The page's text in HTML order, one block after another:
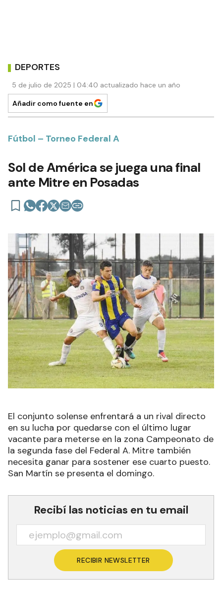
DEPORTES
5 de julio de 2025 | 04:40 actualizado hace un año
Añadir como fuente en
Fútbol – Torneo Federal A
Sol de América se juega una final
ante Mitre en Posadas
El conjunto solense enfrentará a un rival directo
en su lucha por quedarse con el último lugar
vacante para meterse en la zona Campeonato de
la segunda fase del Federal A. Mitre también
necesita ganar para sostener ese cuarto puesto.
San Martín se presenta el domingo.
Recibí las noticias en tu email
RECIBIR NEWSLETTER